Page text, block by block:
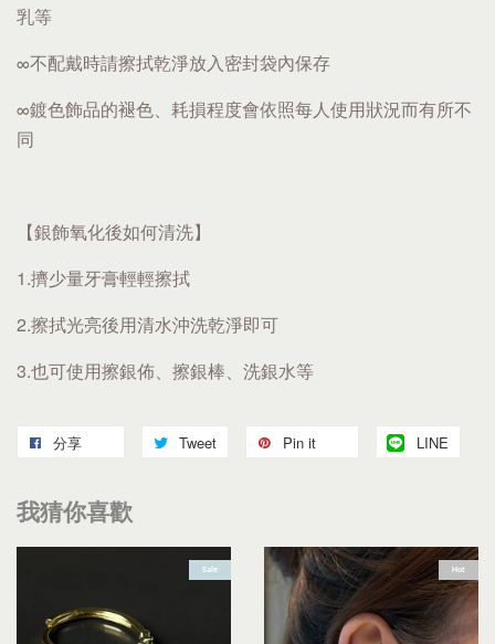
乳等
∞不配戴時請擦拭乾淨放入密封袋內保存
∞鍍色飾品的褪色、耗損程度會依照每人使用狀況而有所不
同
【銀飾氧化後如何清洗】
1.擠少量牙膏輕輕擦拭
2.擦拭光亮後用清水沖洗乾淨即可
3.也可使用擦銀佈、擦銀棒、洗銀水等
分享 Tweet Pin it LINE
我猜你喜歡
Sale Hot